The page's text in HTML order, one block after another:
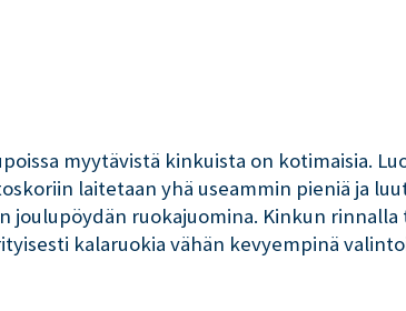
myytävistä kinkuista on kotimaisia.
laitetaan yhä useammin pieniä ja
ruokajuomina. Kinkun rinnalla
kalaruokia vähän kevyempinä